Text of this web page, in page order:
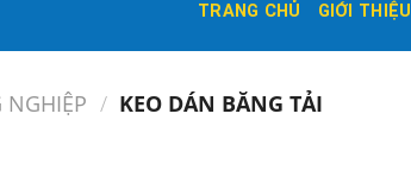
TRANG CHỦ GIỚI THIỆU
NGHIỆP / KEO DÁN BĂNG TẢI